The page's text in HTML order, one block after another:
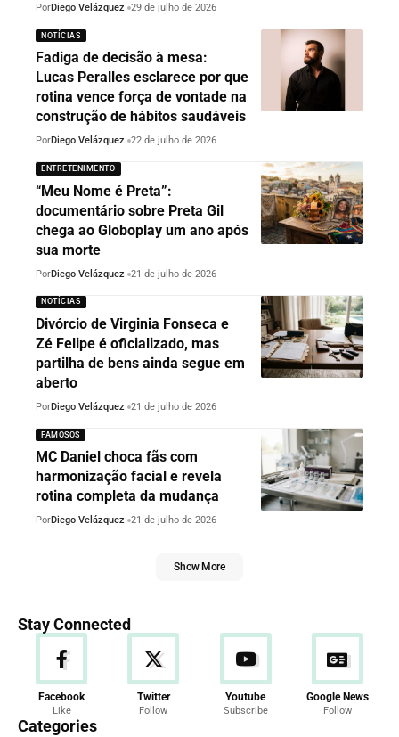
PorDiego Velázquez 29 de julho de 2026
NOTÍCIAS
Fadiga de decisão à mesa:
Lucas Peralles esclarece por que
rotina vence força de vontade na
construção de hábitos saudáveis
PorDiego Velázquez 22 de julho de 2026
ENTRETENIMENTO
“Meu Nome é Preta”:
documentário sobre Preta Gil
chega ao Globoplay um ano após
sua morte
PorDiego Velázquez 21 de julho de 2026
NOTÍCIAS
Divórcio de Virginia Fonseca e
Zé Felipe é oficializado, mas
partilha de bens ainda segue em
aberto
PorDiego Velázquez 21 de julho de 2026
FAMOSOS
MC Daniel choca fãs com
harmonização facial e revela
rotina completa da mudança
PorDiego Velázquez 21 de julho de 2026
Show More
Stay Connected
Facebook
Like
Twitter
Follow
Youtube
Subscribe
Google News
Follow
Categories